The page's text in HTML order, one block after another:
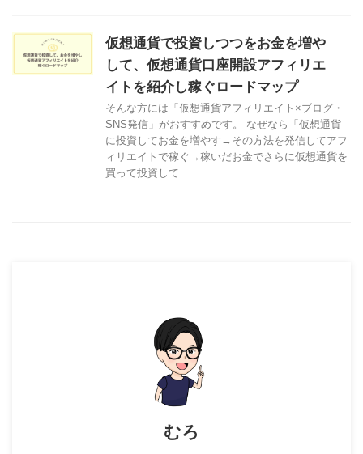
仮想通貨で投資しつつをお金を増や
して、仮想通貨口座開設アフィリエ
イトを紹介し稼ぐロードマップ
そんな方には「仮想通貨アフィリエイト×ブログ・
SNS発信」がおすすめです。 なぜなら「仮想通貨
に投資してお金を増やす→その方法を発信してアフ
ィリエイトで稼ぐ→稼いだお金でさらに仮想通貨を
買って投資して ...
むろ